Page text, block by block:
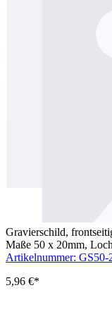
Gravierschild,
Maße 50 x 20mm,
Artikelnummer: GS50-
5,96 €*